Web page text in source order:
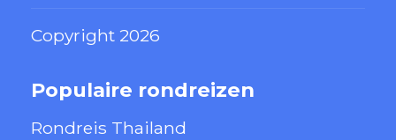
Copyright 2026
Populaire rondreizen
Rondreis Thailand